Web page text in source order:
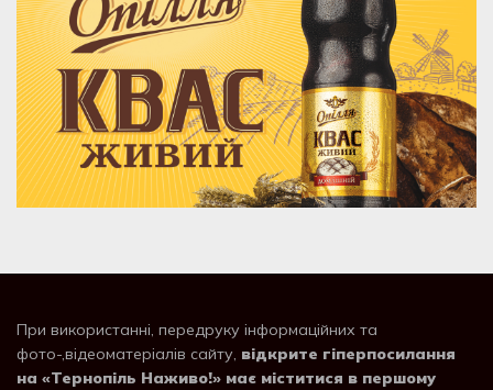
При використанні, передруку інформаційних та
фото-,відеоматеріалів сайту, відкрите гіперпосилання
на «Тернопіль Наживо!» має міститися в першому